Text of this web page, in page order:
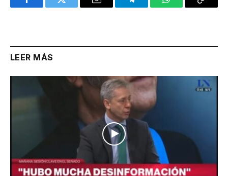
FacebookTwitter Email TelegramWhatsAppCopy
LEER MÁS